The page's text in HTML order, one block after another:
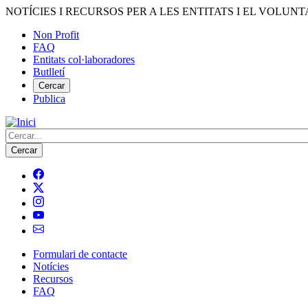
Vés
contingut
NOTÍCIES I RECURSOS PER A LES ENTITATS I EL
Menú
del
compte
d'usuari
Non Profit
FAQ
Entitats col·laboradores
Butlletí
Cercar
Publica
Cerca
Navegació
principal
Formulari de contacte
Notícies
Recursos
FAQ